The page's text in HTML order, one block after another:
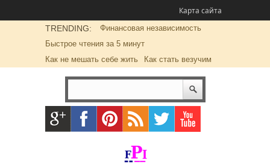
Карта сайта
TRENDING:
Финансовая независимость
Быстрое чтения за 5 минут
Как не мешать себе жить
Как стать везучим